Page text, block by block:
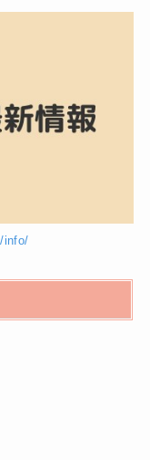
info/